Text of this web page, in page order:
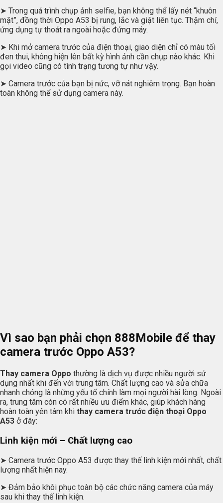
➤ Trong quá trình chụp ảnh selfie, bạn không thể lấy nét “khuôn
mặt”, đồng thời Oppo A53 bị rung, lắc và giật liên tục. Thậm chí,
ứng dụng tự thoát ra ngoài hoặc đứng máy.
➤ Khi mở camera trước của điện thoại, giao diện chỉ có màu tối
đen thui, không hiện lên bất kỳ hình ảnh cần chụp nào khác. Khi
gọi video cũng có tình trạng tương tự như vậy.
➤ Camera trước của bạn bị nức, vỡ nát nghiêm trọng. Bạn hoàn
toàn không thể sử dụng camera này.
Vì sao bạn phải chọn 888Mobile để thay
camera trước Oppo A53?
Thay camera Oppo thường là dịch vụ được nhiều người sử
dụng nhất khi đến với trung tâm. Chất lượng cao và sửa chữa
nhanh chóng là những yếu tố chính làm mọi người hài lòng. Ngoài
ra, trung tâm còn có rất nhiều ưu điểm khác, giúp khách hàng
hoàn toàn yên tâm khi thay camera trước điện thoại Oppo
A53 ở đây:
Linh kiện mới – Chất lượng cao
➤ Camera trước Oppo A53 được thay thế linh kiện mới nhất, chất
lượng nhất hiện nay.
➤ Đảm bảo khôi phục toàn bộ các chức năng camera của máy
sau khi thay thế linh kiện.